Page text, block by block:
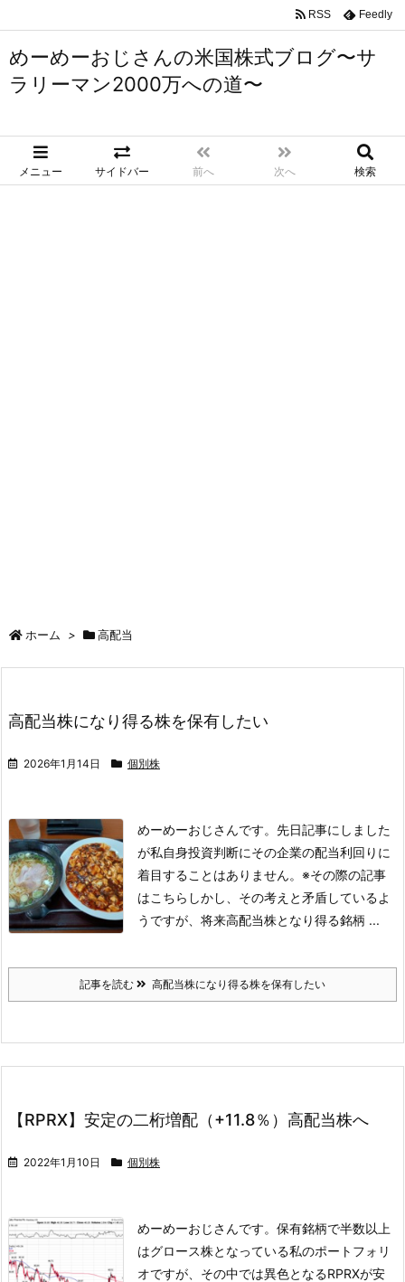
めーめーおじさんの米国株式ブログ〜サ
ラリーマン2000万への道〜
メニュー サイドバー 前へ 次へ 検索
RSS Feedly
ホーム > 高配当
高配当株になり得る株を保有したい
2026年1月14日 個別株
めーめーおじさんです。 先日記事にしました
が私自身投資判断にその企業の配当利回りに
着目することはありません。 ※その際の記事
はこちら しかし、その考えと矛盾しているよ
うですが、将来高配当株となり得る銘柄 ...
記事を読む 高配当株になり得る株を保有したい
【RPRX】安定の二桁増配（+11.8％）高配当株へ
2022年1月10日 個別株
めーめーおじさんです。 保有銘柄で半数以上
はグロース株となっている私のポートフォリ
オですが、その中では異色となるRPRXが安